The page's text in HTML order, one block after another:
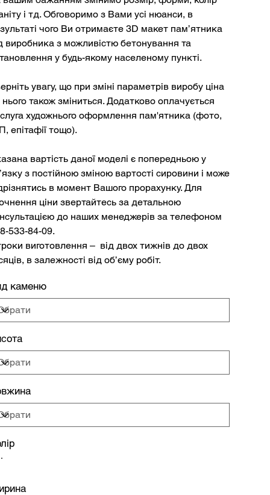
і тд. Обговоримо з Вами усі нюанси, в
чого Ви отримаєте 3D макет пам’ятника
виробника з можливістю бетонування та
у будь-якому населеному пункті.
увагу, що при зміні параметрів виробу ціна
нього також зміниться. Додатково оплачується
художнього оформлення пам'ятника (фото,
епітафії тощо).
вартість даної моделі є попередньою у
з постійною зміною вартості сировини і може
в момент Вашого прорахунку. Для
ціни звертайтесь за детальною
до наших менеджерів за телефоном
533-84-09.
виготовлення – від двох тижнів до двох
в залежності від об’єму робіт.
каменю